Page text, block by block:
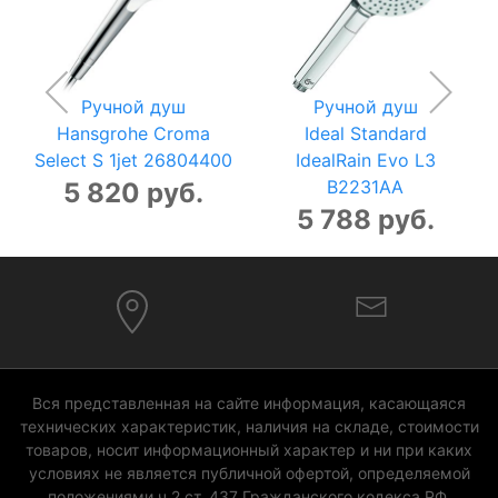
Ручной душ
Hansgrohe Croma
Select S 1jet 26804400
5 820 руб.
Ручной душ
Ideal Standard
IdealRain Evo L3
B2231AA
5 788 руб.
Вся представленная на сайте информация, касающаяся
технических характеристик, наличия на складе, стоимости
товаров, носит информационный характер и ни при каких
условиях не является публичной офертой, определяемой